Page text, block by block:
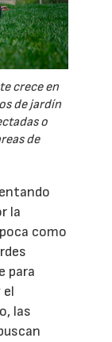
crece en
de jardín
o
de
la
como
para
el
las